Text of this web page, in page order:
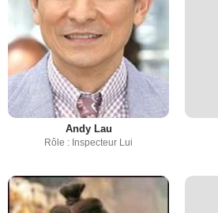
Andy Lau
Rôle : Inspecteur Lui